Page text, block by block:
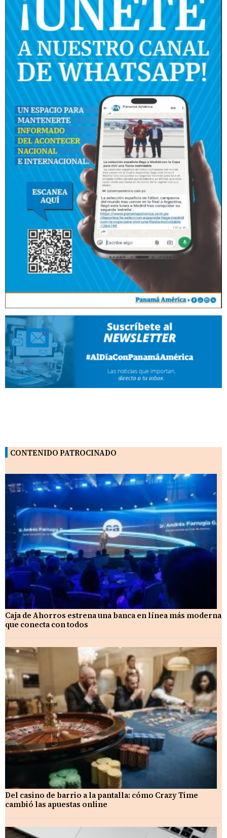
CONTENIDO PATROCINADO
Caja de Ahorros estrena una banca en línea más moderna
que conecta con todos
Del casino de barrio a la pantalla: cómo Crazy Time
cambió las apuestas online